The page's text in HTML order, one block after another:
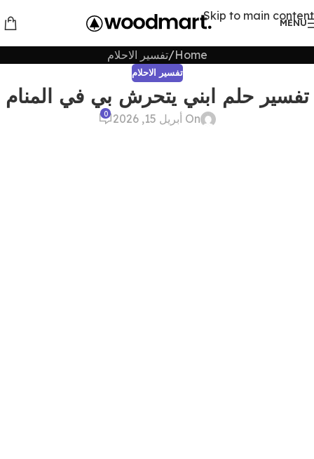
Skip to main content
MENU
Home تفسير الاحلام
تفسير الاحلام
تفسير حلم ابني يتحرش بي في المنام
On أبريل 15, 2026 0